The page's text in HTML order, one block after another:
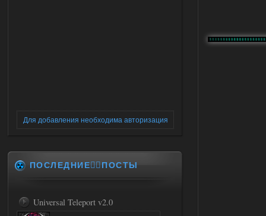
Для добавления необходима авторизация
ПОСЛЕДНИЕ✍🏻ПОСТЫ
Universal Teleport v2.0